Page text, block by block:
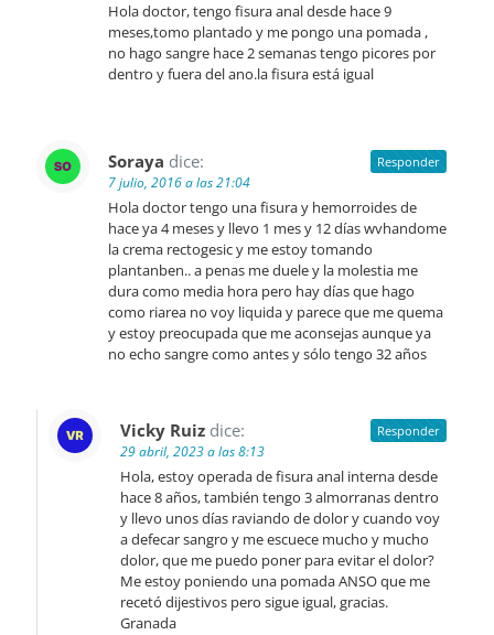
Hola doctor, tengo fisura anal desde hace 9
meses,tomo plantado y me pongo una pomada ,
no hago sangre hace 2 semanas tengo picores por
dentro y fuera del ano.la fisura está igual
Soraya dice:
7 julio, 2016 a las 21:04
Hola doctor tengo una fisura y hemorroides de
hace ya 4 meses y llevo 1 mes y 12 días wvhandome
la crema rectogesic y me estoy tomando
plantanben.. a penas me duele y la molestia me
dura como media hora pero hay días que hago
como riarea no voy liquida y parece que me quema
y estoy preocupada que me aconsejas aunque ya
no echo sangre como antes y sólo tengo 32 años
Responder
Vicky Ruiz dice:
29 abril, 2023 a las 8:13
Hola, estoy operada de fisura anal interna desde
hace 8 años, también tengo 3 almorranas dentro
y llevo unos días raviando de dolor y cuando voy
a defecar sangro y me escuece mucho y mucho
dolor, que me puedo poner para evitar el dolor?
Me estoy poniendo una pomada ANSO que me
recetó dijestivos pero sigue igual, gracias.
Granada
Responder